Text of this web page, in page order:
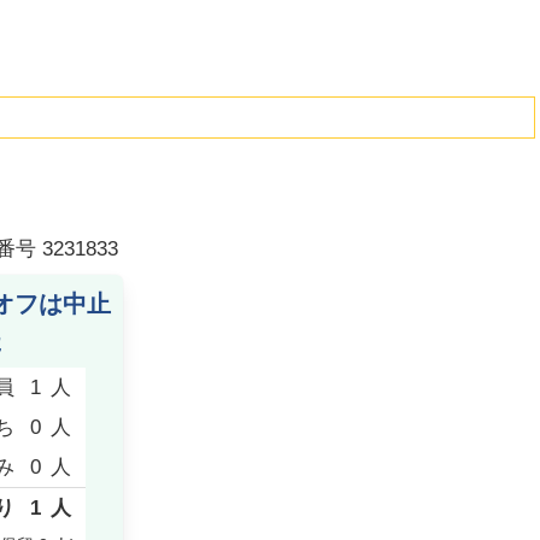
号 3231833
フは中止
1 人
0 人
0 人
1 人